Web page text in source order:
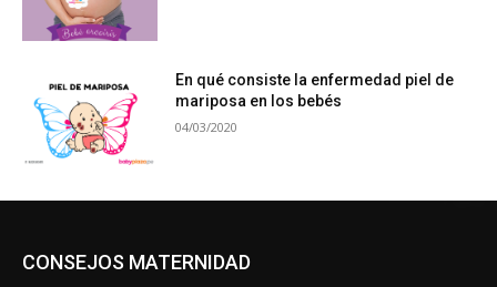
En qué consiste la enfermedad piel de
mariposa en los bebés
04/03/2020
CONSEJOS MATERNIDAD